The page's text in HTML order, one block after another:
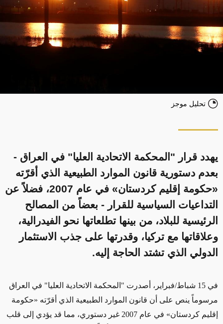
تحليل موجز
يهدد قرار "المحكمة الاتحادية العليا" في العراق -
بعدم دستورية قانون الموارد الطبيعية الذي أقرّته
«حكومة إقليم كردستان» في عام 2007، فضلاً عن
التداعيات السياسية للقرار - بعضاً من المصالح
الرئيسية للبلاد، من بينها تطلعاتها نحو الفيدرالية،
وعلاقاتها مع تركيا، وقدرتها على جذب الاستثمار
الدولي الذي تشتد الحاجة إليه.
في 15 شباط/فبراير، أصدرت "المحكمة الاتحادية العليا" في العراق
مرسوماً ينص على أن قانون الموارد الطبيعية الذي أقرّته «حكومة
إقليم كردستان» في عام 2007 غير دستوري، مما قد يؤدي إلى قلب